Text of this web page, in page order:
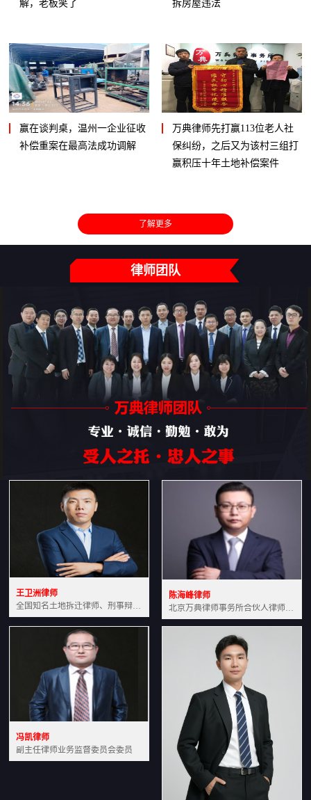
解，老板笑了
拆房屋违法
赢在谈判桌，温州一企业征收
补偿重案在最高法成功调解
万典律师先打赢113位老人社
保纠纷，之后又为该村三组打
赢积压十年土地补偿案件
了解更多
律师团队
王卫洲律师
全国知名土地拆迁律师、刑事辩护律师北京万典律师事务所主任中国法学会会员北京市行政法研究会理事
陈海峰律师
北京万典律师事务所合伙人律师土地房产专业资深律师
冯凯律师
副主任律师业务监督委员会委员